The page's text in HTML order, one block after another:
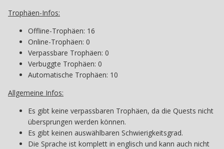
Trophäen-Infos:
Offline-Trophäen: 16
Online-Trophäen: 0
Verpassbare Trophäen: 0
Verbuggte Trophäen: 0
Automatische Trophäen: 10
Allgemeine Infos:
Es gibt keine verpassbaren Trophäen, da die Quests nicht
übersprungen werden können.
Es gibt keinen auswählbaren Schwierigkeitsgrad.
Die Sprache ist komplett in englisch und kann auch nicht